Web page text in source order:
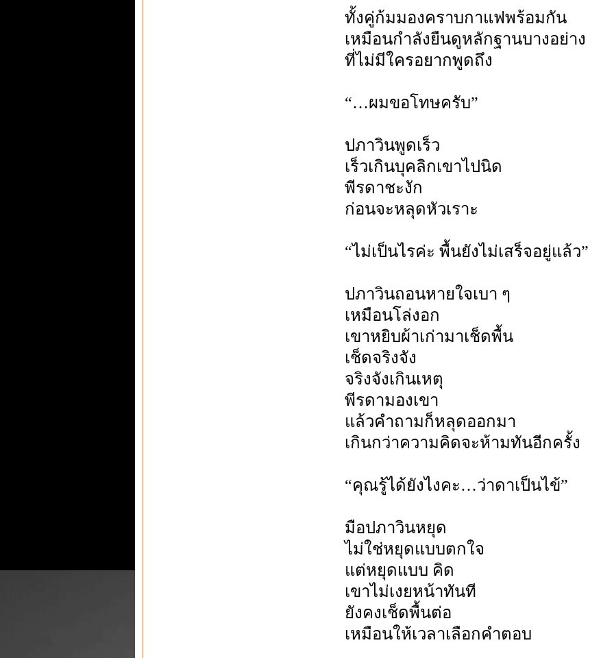
ทั้งคู่ก้มมองคราบกาแฟพร้อมกัน
เหมือนกำลังยืนดูหลักฐานบางอย่าง
ที่ไม่มีใครอยากพูดถึง
“…ผมขอโทษครับ”
ปภาวินพูดเร็ว
เร็วเกินบุคลิกเขาไปนิด
พีรดาชะงัก
ก่อนจะหลุดหัวเราะ
“ไม่เป็นไรค่ะ พื้นยังไม่เสร็จอยู่แล้ว”
ปภาวินถอนหายใจเบา ๆ
เหมือนโล่งอก
เขาหยิบผ้าเก่ามาเช็ดพื้น
เช็ดจริงจัง
จริงจังเกินเหตุ
พีรดามองเขา
แล้วคำถามก็หลุดออกมา
เกินกว่าความคิดจะห้ามทันอีกครั้ง
“คุณรู้ได้ยังไงคะ…ว่าดาเป็นไข้”
มือปภาวินหยุด
ไม่ใช่หยุดแบบตกใจ
แต่หยุดแบบ คิด
เขาไม่เงยหน้าทันที
ยังคงเช็ดพื้นต่อ
เหมือนให้เวลาเลือกคำตอบ